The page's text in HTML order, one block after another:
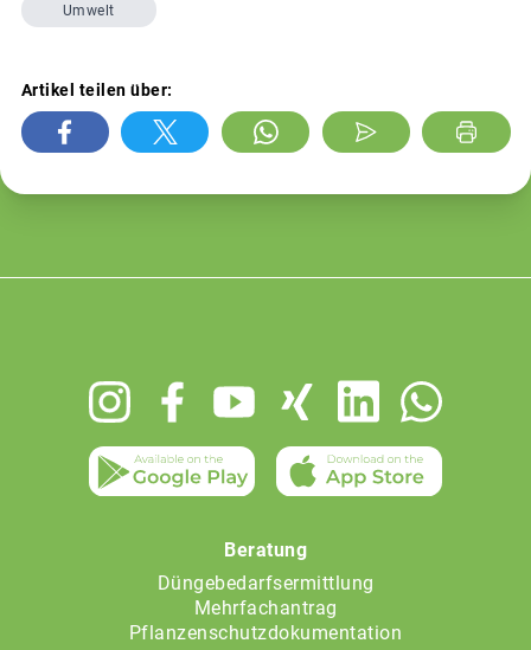
Umwelt
Artikel teilen über:
Beratung
Düngebedarfsermittlung
Mehrfachantrag
Pflanzenschutzdokumentation